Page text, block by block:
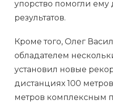
упорство помогли
результатов.
Кроме того, Олег
обладателем
установил новые
дистанциях 100
метров комплексным